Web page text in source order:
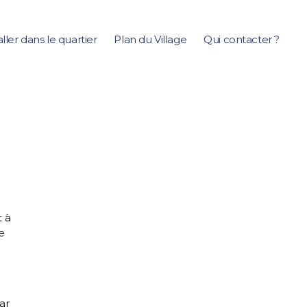
dans le quartier Plan du Village Qui contacter ?
à